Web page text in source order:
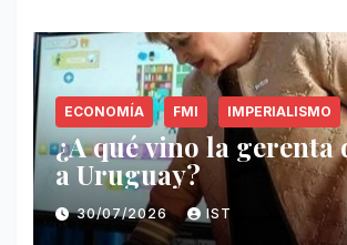
ECONOMÍA FMI IMPERIALISMO
¿A qué vino la gerenta
a Uruguay?
30/07/2026 IST